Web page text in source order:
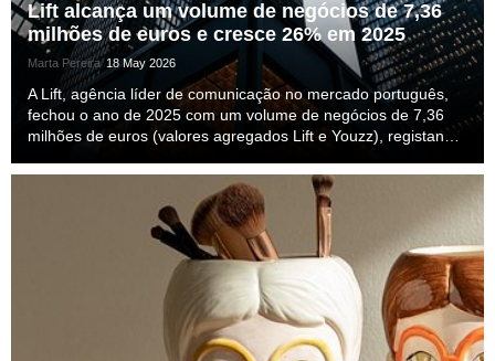
Lift alcança um volume de negócios de 7,36
milhões de euros e cresce 26% em 2025
Marta Pereira 18 May 2026
A Lift, agência líder de comunicação no mercado português,
fechou o ano de 2025 com um volume de negócios de 7,36
milhões de euros (valores agregados Lift e Youzz), registando
rentabilidade, superou os 1,3 milhões d...